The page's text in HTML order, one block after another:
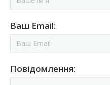
Наші проекти
Наші Міжнародні
Контакти
Ваш Email:
Повідомлення: